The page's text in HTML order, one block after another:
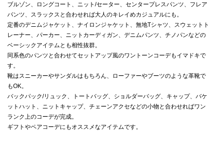
ブルゾン、ロングコート、ニット/セーター、センタープレスパンツ、フレア
パンツ、スラックスと合わせれば大人のキレイめカジュアルにも。
定番のデニムジャケット、ナイロンジャケット、無地Tシャツ、スウェットト
レーナー、パーカー、ニットカーディガン、デニムパンツ、チノパンなどの
ベーシックアイテムとも相性抜群。
同系色のパンツと合わせてセットアップ風のワントーンコーデもイマドキで
す。
靴はスニーカーやサンダルはもちろん、ローファーやブーツのような革靴で
もOK。
バックパック/リュック、トートバッグ、ショルダーバッグ、キャップ、バケ
ットハット、ニットキャップ、チェーンアクセなどの小物と合わせればワン
ランク上のコーデが完成。
ギフトやペアコーデにもオススメなアイテムです。